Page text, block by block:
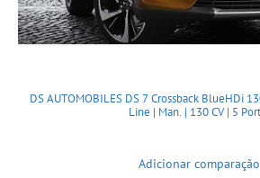
DS AUTOMOBILES DS 7 Crossback BlueHDi
Line | Man. | 130 CV | 5
Adicionar comparação